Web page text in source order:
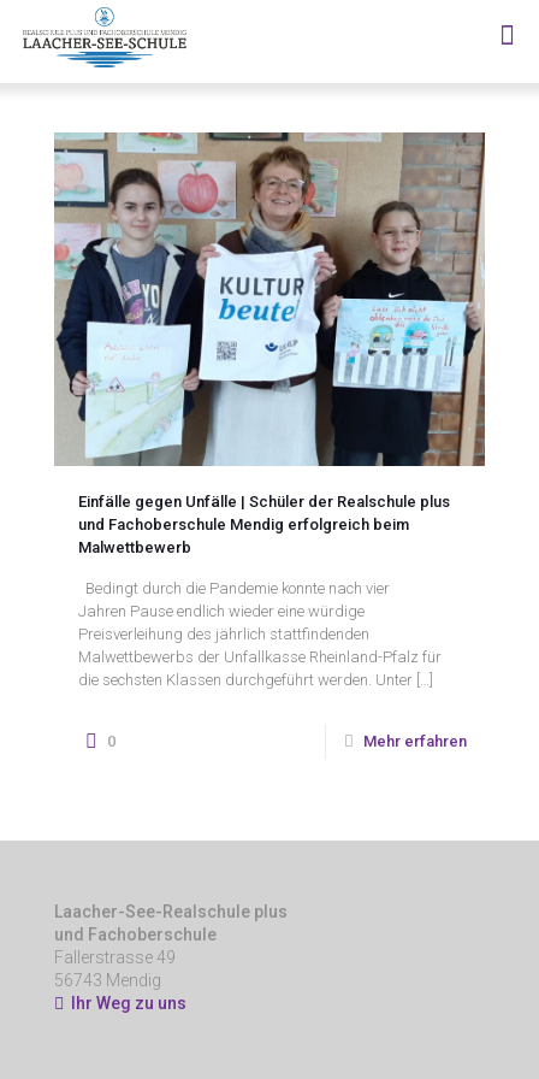
Einfälle gegen Unfälle | Schüler der Realschule plus
und Fachoberschule Mendig erfolgreich beim
Malwettbewerb
Bedingt durch die Pandemie konnte nach vier
Jahren Pause endlich wieder eine würdige
Preisverleihung des jährlich stattfindenden
Malwettbewerbs der Unfallkasse Rheinland-Pfalz für
die sechsten Klassen durchgeführt werden. Unter […]
0 Mehr erfahren
Laacher-See-Realschule plus
und Fachoberschule
Fallerstrasse 49
56743 Mendig
Ihr Weg zu uns